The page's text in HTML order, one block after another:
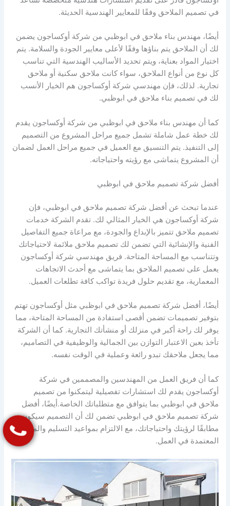
في تصميم الملاحق وفقًا للمعايير الهندسية الحديثة.
أيضًا، مهندس بناء ملاحق في ابوظبي من شركة أوكساجون يضمن
لك أن الملاحق يتم بناؤها وفقًا لأعلى معايير الجودة والسلامة. يتم
اختيار المواد بعناية، ويتم تحديد الأساليب الهندسية التي تناسب
كل نوع من أنواع الملاحق، سواء كانت ملاحق سكنية أو ملاحق
تجارية. لذلك، فإن مهندسي شركة أوكساجون هم الخيار الأنسب
لك في تصميم بناء ملاحق في ابوظبي.
كما أن مهندس بناء ملاحق في ابوظبي من شركة أوكساجون يقدم
لك خطة عمل شاملة تشمل جميع مراحل المشروع من التصميم
إلى التنفيذ. يتم التنسيق مع العميل في جميع مراحل العمل لضمان
أن المشروع يتماشى مع رؤيته واحتياجاته.
أفضل شركة تصميم ملاحق في ابوظبي
عندما تبحث عن أفضل شركة تصميم ملاحق في ابوظبي، فإن
شركة أوكساجون هي الخيار المثالي لك. تقدم الشركة خدمات
تصميم ملاحق تتميز بالإبداع والجودة، مع مراعاة جميع التفاصيل
الفنية والإنشائية التي تضمن لك تصميم ملاحق ملائمة لاحتياجاتك
وتتناسب مع المساحة المتاحة. فريق مهندسي شركة أوكساجون
يعمل على تصميم الملاحق بما يتماشى مع أحدث الاتجاهات
المعمارية، مع تقديم حلول فريدة تواكب كافة تطلعات العميل.
أيضًا، أفضل شركة تصميم ملاحق في ابوظبي مثل أوكساجون تهتم
بتوفير تصميمات تضمن أقصى استفادة من المساحة المتاحة، مما
يوفر لك راحة أكبر في منزلك أو منشأتك التجارية. كما أن الشركة
تأخذ بعين الاعتبار التوازن بين الجمالية والوظيفية في التصاميم،
مما يجعل ملاحقك تبدو رائعة وعملية في الوقت نفسه.
كما أن فريق العمل من المهندسين والمصممين في شركة
أوكساجون يقدم لك استشارات تفصيلية ليتمكنوا من تصميم
ملاحق في ابوظبي بما يتوافق مع متطلباتك الخاصة.أيضًا، أفضل
شركة تصميم ملاحق في ابوظبي تضمن لك أن التصميم سيكون
مطابقًا لرؤيتك واحتياجاتك، مع الالتزام بمواعيد التسليم والمعايير
المعتمدة في العمل.